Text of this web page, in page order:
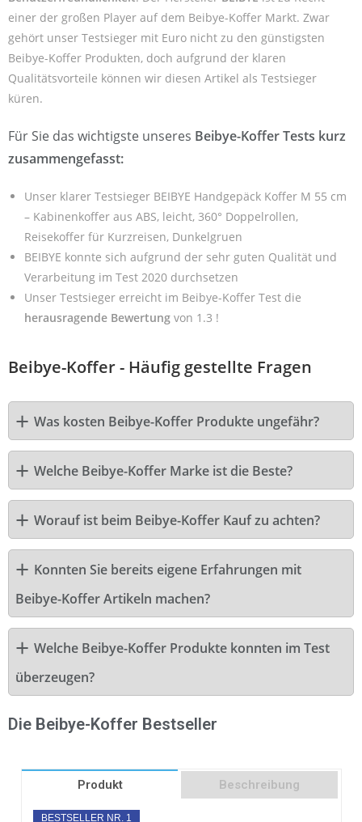
einer der großen Player auf dem Beibye-Koffer Markt. Zwar
gehört unser Testsieger mit Euro nicht zu den günstigsten
Beibye-Koffer Produkten, doch aufgrund der klaren
Qualitätsvorteile können wir diesen Artikel als Testsieger
küren.
Für Sie das wichtigste unseres Beibye-Koffer Tests kurz
zusammengefasst:
Unser klarer Testsieger BEIBYE Handgepäck Koffer M 55 cm
– Kabinenkoffer aus ABS, leicht, 360° Doppelrollen,
Reisekoffer für Kurzreisen, Dunkelgruen
BEIBYE konnte sich aufgrund der sehr guten Qualität und
Verarbeitung im Test 2020 durchsetzen
Unser Testsieger erreicht im Beibye-Koffer Test die
herausragende Bewertung von 1.3 !
Beibye-Koffer - Häufig gestellte Fragen
Was kosten Beibye-Koffer Produkte ungefähr?
Welche Beibye-Koffer Marke ist die Beste?
Worauf ist beim Beibye-Koffer Kauf zu achten?
Konnten Sie bereits eigene Erfahrungen mit
Beibye-Koffer Artikeln machen?
Welche Beibye-Koffer Produkte konnten im Test
überzeugen?
Die Beibye-Koffer Bestseller
Produkt Beschreibung
BESTSELLER NR. 1